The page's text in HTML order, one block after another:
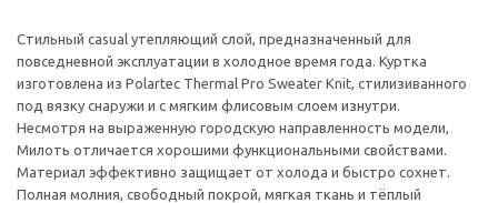
Стильный casual утепляющий слой, предназначенный для
повседневной эксплуатации в холодное время года. Куртка
изготовлена из Polartec Thermal Pro Sweater Knit, стилизиванного
под вязку снаружи и с мягким флисовым слоем изнутри.
Несмотря на выраженную городскую направленность модели,
Милоть отличается хорошими функциональными свойствами.
Материал эффективно защищает от холода и быстро сохнет.
Полная молния, свободный покрой, мягкая ткань и тёплый